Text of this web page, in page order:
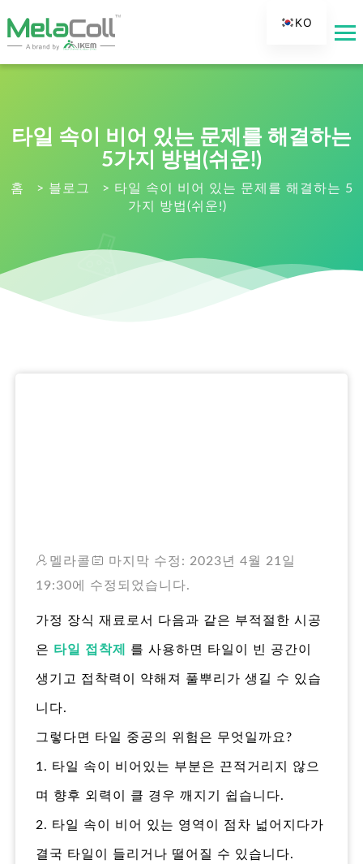
타일 속이 비어 있는 문제를 해결하는
5가지 방법(쉬운!)
홈 > 블로그 > 타일 속이 비어 있는 문제를 해결하는 5
가지 방법(쉬운!)
멜라콜
마지막 수정: 2023년 4월 21일
19:30에 수정되었습니다.
가정 장식 재료로서 다음과 같은 부적절한 시공
은 타일 접착제 를 사용하면 타일이 빈 공간이
생기고 접착력이 약해져 풀뿌리가 생길 수 있습
니다.
그렇다면 타일 중공의 위험은 무엇일까요?
1. 타일 속이 비어있는 부분은 끈적거리지 않으
며 향후 외력이 클 경우 깨지기 쉽습니다.
2. 타일 속이 비어 있는 영역이 점차 넓어지다가
결국 타일이 들리거나 떨어질 수 있습니다.
KO
ES
RU
FI